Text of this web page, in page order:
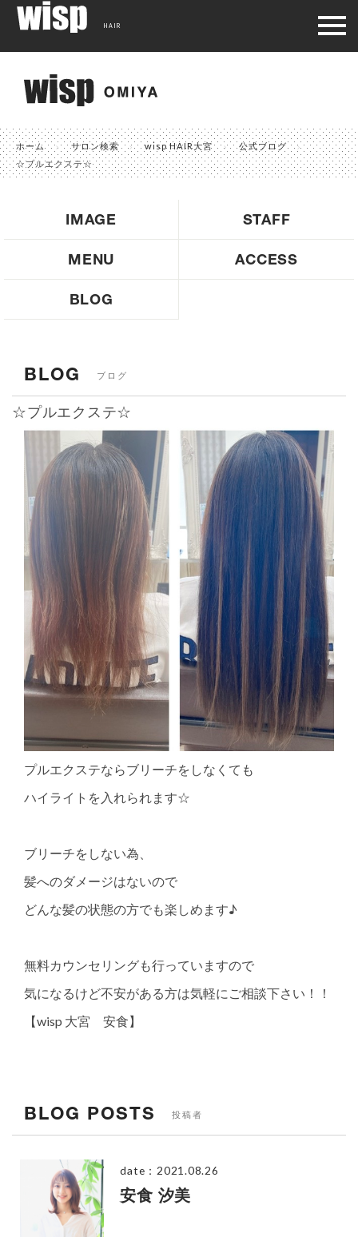
ホーム サロン検索 wisp HAIR大宮
公式ブログ
☆プルエクステ☆
IMAGE STAFF
MENU ACCESS
BLOG
BLOG ブログ
☆プルエクステ☆
プルエクステならブリーチをしなくても
ハイライトを入れられます☆
ブリーチをしない為、
髪へのダメージはないので
どんな髪の状態の方でも楽しめます♪
無料カウンセリングも行っていますので
気になるけど不安がある方は気軽にご相談下さい！！
【wisp 大宮 安食】
BLOG POSTS 投稿者
date： 2021.08.26
安食 汐美
HAIR